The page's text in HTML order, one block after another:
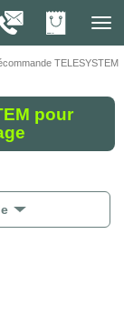
1001
TELESYSTEM
pour